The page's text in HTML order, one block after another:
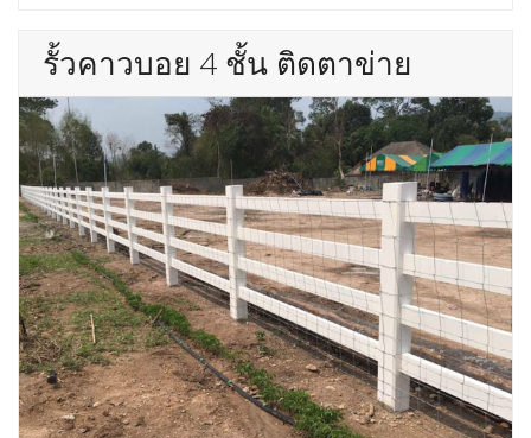
รั้วคาวบอย 4 ชั้น ติดตาข่าย